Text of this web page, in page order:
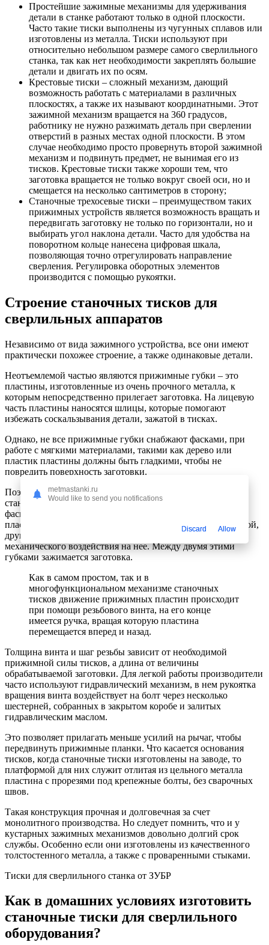
Простейшие зажимные механизмы для удерживания
детали в станке работают только в одной плоскости.
Часто такие тиски выполнены из чугунных сплавов или
изготовлены из металла. Тиски используют при
относительно небольшом размере самого сверлильного
станка, так как нет необходимости закреплять большие
детали и двигать их по осям.
Крестовые тиски – сложный механизм, дающий
возможность работать с материалами в различных
плоскостях, а также их называют координатными. Этот
зажимной механизм вращается на 360 градусов,
работнику не нужно разжимать деталь при сверлении
отверстий в разных местах одной плоскости. В этом
случае необходимо просто провернуть второй зажимной
механизм и подвинуть предмет, не вынимая его из
тисков. Крестовые тиски также хороши тем, что
заготовка вращается не только вокруг своей оси, но и
смещается на несколько сантиметров в сторону;
Станочные трехосевые тиски – преимуществом таких
прижимных устройств является возможность вращать и
передвигать заготовку не только по горизонтали, но и
выбирать угол наклона детали. Часто для удобства на
поворотном кольце нанесена цифровая шкала,
позволяющая точно отрегулировать направление
сверления. Регулировка оборотных элементов
производится с помощью рукоятки.
Строение станочных тисков для
сверлильных аппаратов
Независимо от вида зажимного устройства, все они имеют
практически похожее строение, а также одинаковые детали.
Неотъемлемой частью являются прижимные губки – это
пластины, изготовленные из очень прочного металла, к
которым непосредственно прилегает заготовка. На лицевую
часть пластины наносятся шлицы, которые помогают
избежать соскальзывания детали, зажатой в тисках.
Однако, не все прижимные губки снабжают фасками, при
работе с мягкими материалами, такими как дерево или
пластик пластины должны быть гладкими, чтобы не
повредить поверхность заготовки.
Поэтому многие производители включают в комплект
станочных тисков несколько съемных прижимных губок, с
фасками, гладкие или зубчатые. Особенность прижимных
пластин в том, что одна деталь всегда остается неподвижной,
другая, наоборот, двигается к первой при помощи
механического воздействия на нее. Между двумя этими
губками зажимается заготовка.
Как в самом простом, так и в
многофункциональном механизме станочных
тисков движение прижимных пластин происходит
при помощи резьбового винта, на его конце
имеется ручка, вращая которую пластина
перемещается вперед и назад.
Толщина винта и шаг резьбы зависит от необходимой
прижимной силы тисков, а длина от величины
обрабатываемой заготовки. Для легкой работы производители
часто используют гидравлический механизм, в нем рукоятка
вращения винта воздействует на болт через несколько
шестерней, собранных в закрытом коробе и залитых
гидравлическим маслом.
Это позволяет прилагать меньше усилий на рычаг, чтобы
передвинуть прижимные планки. Что касается основания
тисков, когда станочные тиски изготовлены на заводе, то
платформой для них служит отлитая из цельного металла
пластина с прорезями под крепежные болты, без сварочных
швов.
Такая конструкция прочная и долговечная за счет
монолитного производства. Но следует помнить, что и у
кустарных зажимных механизмов довольно долгий срок
службы. Особенно если они изготовлены из качественного
толстостенного металла, а также с проваренными стыками.
Тиски для сверлильного станка от ЗУБР
Как в домашних условиях изготовить
станочные тиски для сверлильного
оборудования?
metmastanki.ru
Would like to send you notifications
Discard Allow